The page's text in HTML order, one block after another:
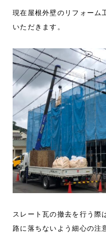
現在屋根外壁のリフォーム
いただきます。
スレート瓦の撤去を行う際
路に落ちないよう細心の注